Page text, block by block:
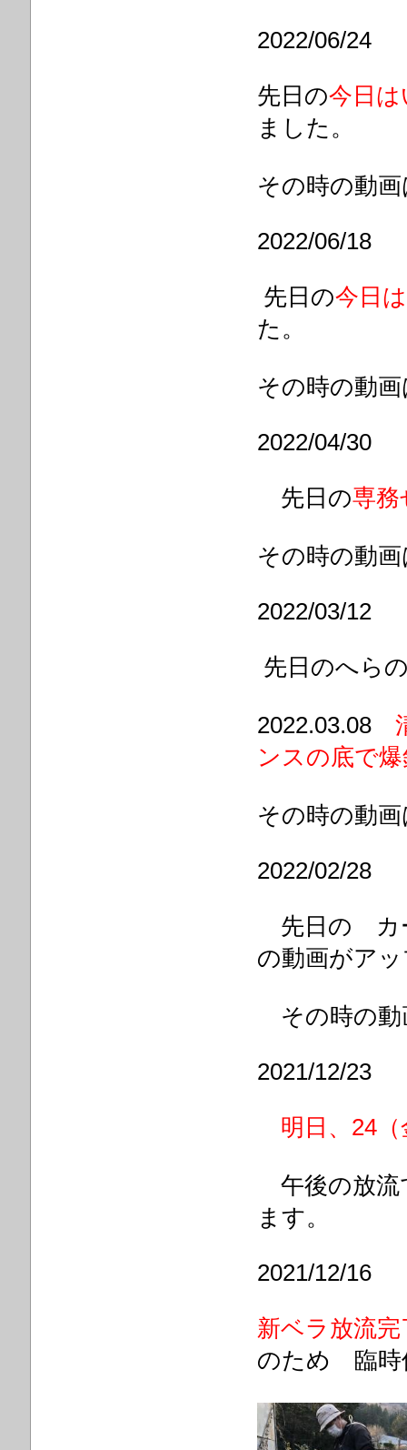
2022/06/24
先日の今日は
ました。
その時の動画
2022/06/18
先日の今日
た。
その時の動画
2022/04/30
先日の専務
その時の動画
2022/03/12
先日のへら
2022.03.08
ンスの底で
その時の動画
2022/02/28
先日の カ
の動画がア
その時の動
2021/12/23
明日、24
午後の放流
ます。
2021/12/16
新ベラ放流
のため 臨時